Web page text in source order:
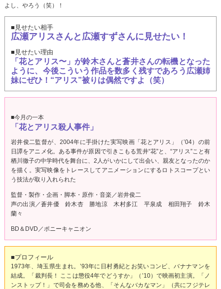
よし、やろう（笑）！
■見せたい相手
広瀬アリスさんと広瀬すずさんに見せたい！
■見せたい理由
「花とアリス〜」が鈴木さんと蒼井さんの転機となった
ように、今後こういう作品を数多く残すであろう広瀬姉
妹にぜひ！“アリス”被りは偶然ですよ（笑）
■今月の一本
「花とアリス殺人事件」
岩井俊二監督が、2004年に手掛けた実写映画「花とアリス」（’04）の前
日譚をアニメ化。ある事件が原因で引きこもる荒井“花”と、“アリス”こと有
栖川徹子の中学時代を舞台に、2人がいかにして出会い、親友となったのか
を描く。実写映像をトレースしてアニメーションにするロトスコープとい
う技法が取り入れられた
監督・製作・企画・脚本・原作・音楽／岩井俊二
声の出演／蒼井優 鈴木杏 勝地涼 木村多江 平泉成 相田翔子 鈴木
蘭々
BD＆DVD／ポニーキャニオン
■プロフィール
1973年、埼玉県生まれ。’93年に日村勇紀とお笑いコンビ、バナナマンを
結成。「裁判長！ ここは懲役4年でどうすか」（’10）で映画初主演。「ノ
ンストップ！」で司会を務める他、「そんなバカなマン」（共にフジテレ